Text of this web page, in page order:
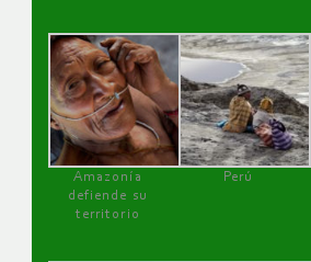
Amazonía
defiende su
territorio
Perú